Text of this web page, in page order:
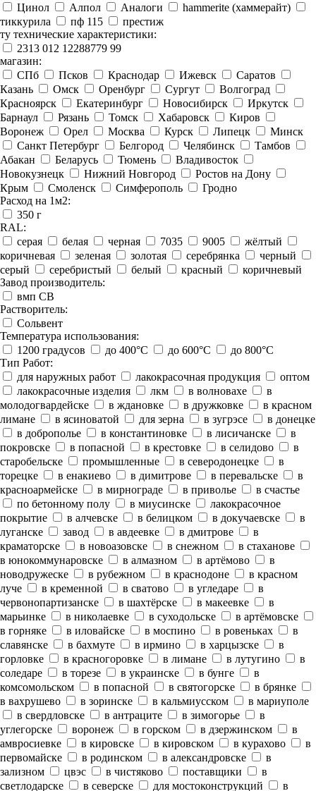
Цинол
Алпол Аналоги
hammerite (хаммерайт)
тиккурила
пф 115
престиж
ту технические характеристики:
2313 012 12288779 99
магазин:
СПб
Псков Краснодар Ижевск
Саратов
Казань
Омск Оренбург Сургут
Волгоград
Красноярск
Екатеринбург Новосибирск
Иркутск
Барнаул
Рязань Томск Хабаровск
Киров
Воронеж
Орел Москва Курск Липецк
Минск
Санкт Петербург
Белгород Челябинск
Тамбов
Абакан
Беларусь Тюмень
Владивосток
Новокузнецк
Нижний Новгород
Ростов на Дону
Крым
Смоленск Симферополь
Гродно
Расход на 1м2:
350 г
RAL:
серая
белая черная 7035 9005
жёлтый
коричневая
зеленая золотая серебрянка
черный
серый
серебристый белый красный
коричневый
Завод производитель:
вмп СВ
Растворитель:
Сольвент
Температура использования:
1200 градусов
до 400°C до 600°C
до 800°C
Тип Работ:
для наружных работ
лакокрасочная продукция
оптом
лакокрасочные изделия
лкм в волновахе
в
молодогвардейске
в ждановке в дружковке
в красном
лимане
в ясиноватой для зерна в зугрэсе
в донецке
в доброполье
в константиновке в лисичанске
в
покровске
в попасной в крестовке в селидово
в
старобельске
промышленные в северодонецке
в
торецке
в енакиево в димитрове в перевальске
в
красноармейске
в мирнограде в приволье
в счастье
по бетонному полу
в миусинске
лакокрасочное
покрытие
в алчевске в белицком в докучаевске
в
луганске
завод в авдеевке в дмитрове
в
краматорске
в новоазовске в снежном
в стаханове
в юнокоммунаровске
в алмазном в артёмово
в
новодружеске
в рубежном в краснодоне
в красном
луче
в кременной в сватово в угледаре
в
червонопартизанске
в шахтёрске в макеевке
в
марьинке
в николаевке в суходольске
в артёмовске
в горняке
в иловайске в моспино в ровеньках
в
славянске
в бахмуте в ирмино в харцызске
в
горловке
в красногоровке в лимане в лутугино
в
соледаре
в торезе в украинске в бунге
в
комсомольском
в попасной в святогорске
в брянке
в вахрушево
в зоринске в кальмиусском
в мариуполе
в свердловске
в антраците в зимогорье
в
углегорске
воронеж в горском в дзержинском
в
амвросиевке
в кировске в кировском в курахово
в
первомайске
в родинском в александровске
в
зализном
цвэс в чистяково поставщики
в
светлодарске
в северске для мостоконструкций в